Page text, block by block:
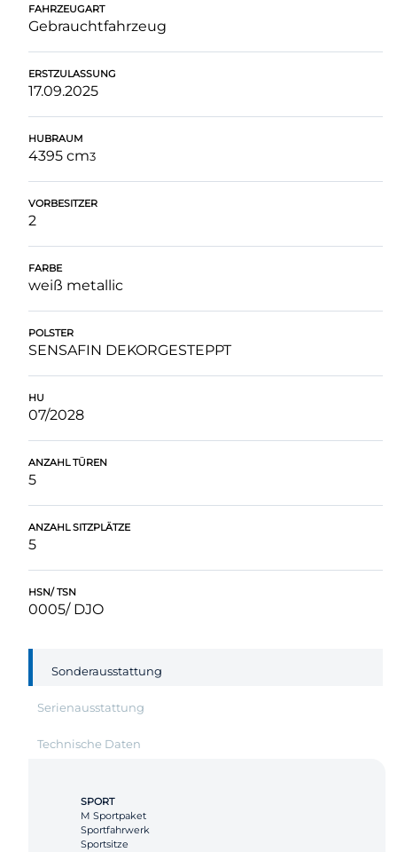
FAHRZEUGART
Gebrauchtfahrzeug
ERSTZULASSUNG
17.09.2025
HUBRAUM
4395 cm3
VORBESITZER
2
FARBE
weiß metallic
POLSTER
SENSAFIN DEKORGESTEPPT
HU
07/2028
ANZAHL TÜREN
5
ANZAHL SITZPLÄTZE
5
HSN/ TSN
0005/ DJO
Technische Daten
Sonderausstattung
Serienausstattung
SPORT
M Sportpaket
Sportfahrwerk
Sportsitze